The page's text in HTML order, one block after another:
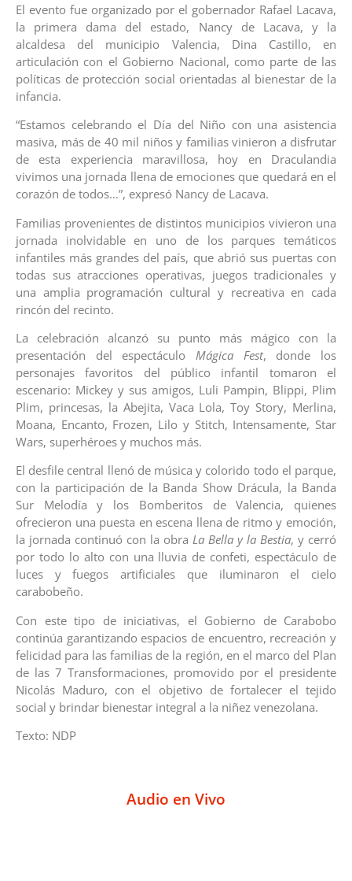
El evento fue organizado por el gobernador Rafael Lacava,
la primera dama del estado, Nancy de Lacava, y la
alcaldesa del municipio Valencia, Dina Castillo, en
articulación con el Gobierno Nacional, como parte de las
políticas de protección social orientadas al bienestar de la
infancia.
“Estamos celebrando el Día del Niño con una asistencia
masiva, más de 40 mil niños y familias vinieron a disfrutar
de esta experiencia maravillosa, hoy en Draculandia
vivimos una jornada llena de emociones que quedará en el
corazón de todos…”, expresó Nancy de Lacava.
Familias provenientes de distintos municipios vivieron una
jornada inolvidable en uno de los parques temáticos
infantiles más grandes del país, que abrió sus puertas con
todas sus atracciones operativas, juegos tradicionales y
una amplia programación cultural y recreativa en cada
rincón del recinto.
La celebración alcanzó su punto más mágico con la
presentación del espectáculo Mágica Fest, donde los
personajes favoritos del público infantil tomaron el
escenario: Mickey y sus amigos, Luli Pampin, Blippi, Plim
Plim, princesas, la Abejita, Vaca Lola, Toy Story, Merlina,
Moana, Encanto, Frozen, Lilo y Stitch, Intensamente, Star
Wars, superhéroes y muchos más.
El desfile central llenó de música y colorido todo el parque,
con la participación de la Banda Show Drácula, la Banda
Sur Melodía y los Bomberitos de Valencia, quienes
ofrecieron una puesta en escena llena de ritmo y emoción,
la jornada continuó con la obra La Bella y la Bestia, y cerró
por todo lo alto con una lluvia de confeti, espectáculo de
luces y fuegos artificiales que iluminaron el cielo
carabobeño.
Con este tipo de iniciativas, el Gobierno de Carabobo
continúa garantizando espacios de encuentro, recreación y
felicidad para las familias de la región, en el marco del Plan
de las 7 Transformaciones, promovido por el presidente
Nicolás Maduro, con el objetivo de fortalecer el tejido
social y brindar bienestar integral a la niñez venezolana.
Texto: NDP
Audio en Vivo